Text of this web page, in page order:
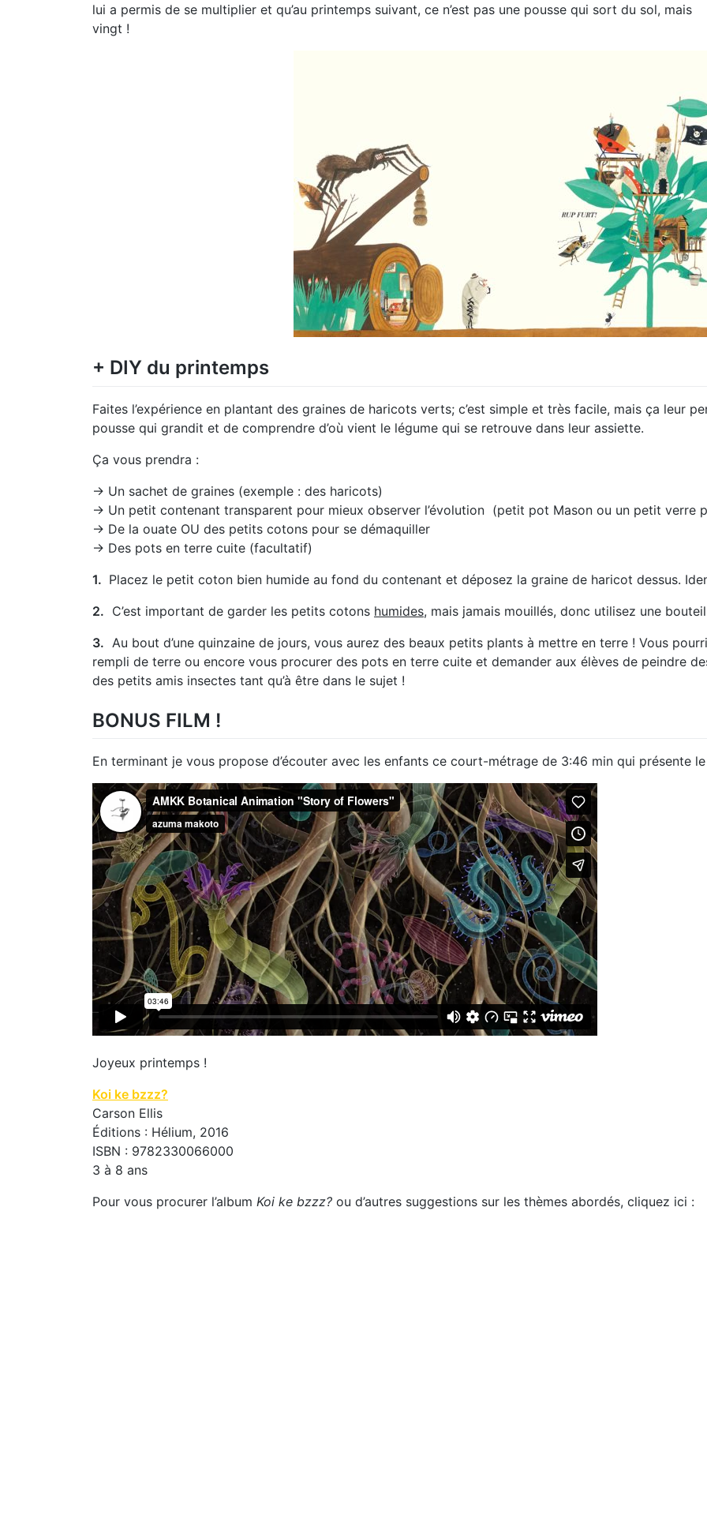
lui a permis de se multiplier et qu’au printemps suivant, ce n’est pas une pousse qui sort du sol, mais
vingt !
+ DIY du printemps
Faites l’expérience en plantant des graines de haricots verts; c’est simple et très facile, mais ça leur
pousse qui grandit et de comprendre d’où vient le légume qui se retrouve dans leur assiette.
Ça vous prendra :
→ Un sachet de graines (exemple : des haricots)
→ Un petit contenant transparent pour mieux observer l’évolution (petit pot Mason ou un petit verre
→ De la ouate OU des petits cotons pour se démaquiller
→ Des pots en terre cuite (facultatif)
1. Placez le petit coton bien humide au fond du contenant et déposez la graine de haricot dessus.
2. C’est important de garder les petits cotons humides, mais jamais mouillés, donc utilisez une
3. Au bout d’une quinzaine de jours, vous aurez des beaux petits plants à mettre en terre ! Vous
rempli de terre ou encore vous procurer des pots en terre cuite et demander aux élèves de peindre
des petits amis insectes tant qu’à être dans le sujet !
BONUS FILM !
En terminant je vous propose d’écouter avec les enfants ce court-métrage de 3:46 min qui présente
Joyeux printemps !
Koi ke bzzz?
Carson Ellis
Éditions : Hélium, 2016
ISBN : 9782330066000
3 à 8 ans
Pour vous procurer l’album Koi ke bzzz? ou d’autres suggestions sur les thèmes abordés, cliquez ici :